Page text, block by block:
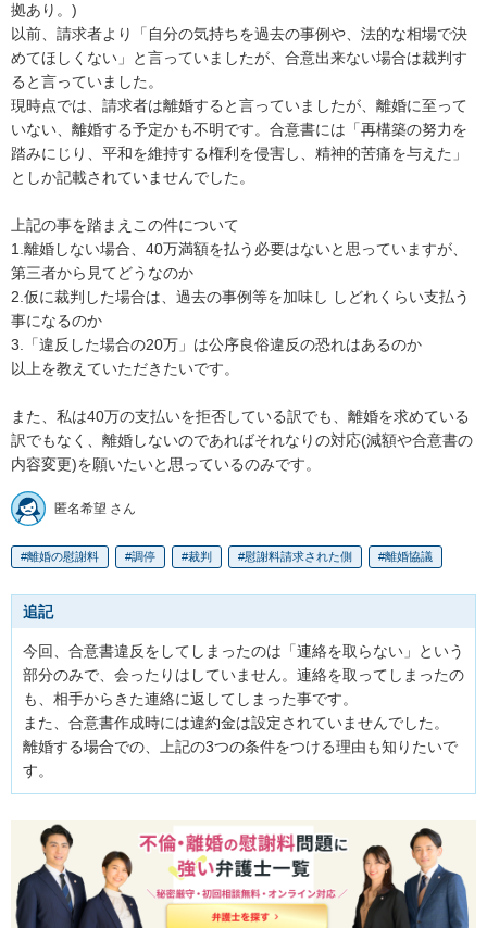
拠あり。)
以前、請求者より「自分の気持ちを過去の事例や、法的な相場で決
めてほしくない」と言っていましたが、合意出来ない場合は裁判す
ると言っていました。
現時点では、請求者は離婚すると言っていましたが、離婚に至って
いない、離婚する予定かも不明です。合意書には「再構築の努力を
踏みにじり、平和を維持する権利を侵害し、精神的苦痛を与えた」
としか記載されていませんでした。
上記の事を踏まえこの件について
1.離婚しない場合、40万満額を払う必要はないと思っていますが、
第三者から見てどうなのか
2.仮に裁判した場合は、過去の事例等を加味し しどれくらい支払う
事になるのか
3.「違反した場合の20万」は公序良俗違反の恐れはあるのか
以上を教えていただきたいです。
また、私は40万の支払いを拒否している訳でも、離婚を求めている
訳でもなく、離婚しないのであればそれなりの対応(減額や合意書の
内容変更)を願いたいと思っているのみです。
匿名希望 さん
離婚の慰謝料 調停 裁判 慰謝料請求された側 離婚協議
追記
今回、合意書違反をしてしまったのは「連絡を取らない」という
部分のみで、会ったりはしていません。連絡を取ってしまったの
も、相手からきた連絡に返してしまった事です。
また、合意書作成時には違約金は設定されていませんでした。
離婚する場合での、上記の3つの条件をつける理由も知りたいで
す。